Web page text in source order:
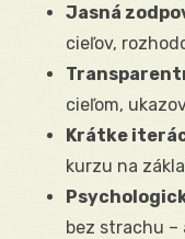
Jasná
cieľov,
cieľom,
Krátke
kurzu na
bez strachu –